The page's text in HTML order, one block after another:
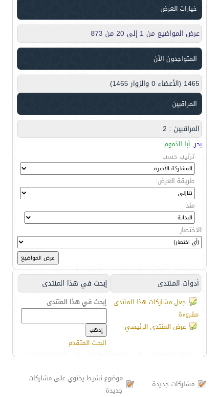
خيارات العرض
عرض المواضيع من 1 إلى 20 من 873
المتواجدون الآن
1465 (الأعضاء 0 والزوار 1465)
المراقبين
المراقبين : 2
بحر, أبا الذموم
ترتيب حسب
طريقة العرض:
منذ
الاختصار
أدوات المنتدى إبحث في هذا المنتدى
جعل مشاركات هذا المنتدى
مقروءة
عرض المنتدى الرئيسي
إبحث في هذا المنتدى :
البحث المتقدم
مشاركات جديدة
موضوع نشيط يحتوي على مشاركات
جديدة